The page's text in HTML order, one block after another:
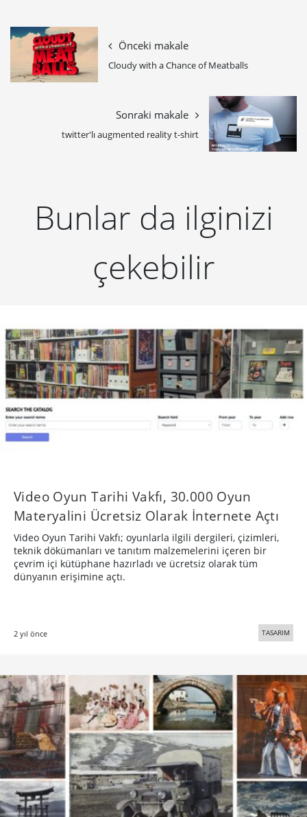
Önceki makale
Cloudy with a Chance of Meatballs
Sonraki makale
twitter'lı augmented reality t-shirt
Bunlar da ilginizi
çekebilir
Video Oyun Tarihi Vakfı, 30.000 Oyun
Materyalini Ücretsiz Olarak İnternete Açtı
Video Oyun Tarihi Vakfı; oyunlarla ilgili dergileri, çizimleri,
teknik dökümanları ve tanıtım malzemelerini içeren bir
çevrim içi kütüphane hazırladı ve ücretsiz olarak tüm
dünyanın erişimine açtı.
2 yıl önce TASARIM